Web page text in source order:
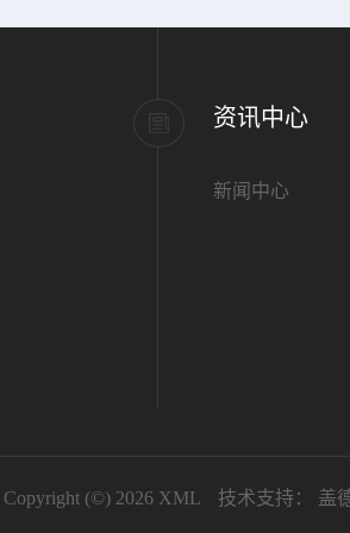
资讯中心
新闻中心
(©) 2026 XML 技术支持： 盖